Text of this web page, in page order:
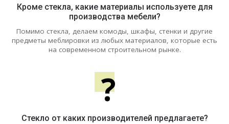
Кроме стекла, какие материалы используете для
производства мебели?
Помимо стекла, делаем комоды, шкафы, стенки и другие
предметы меблировки из любых материалов, которые есть
на современном строительном рынке.
?
Стекло от каких производителей предлагаете?